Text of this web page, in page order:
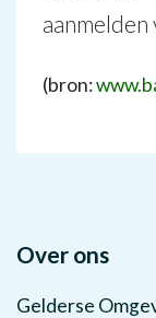
aanmelden
(bron:
Over ons
Gelderse